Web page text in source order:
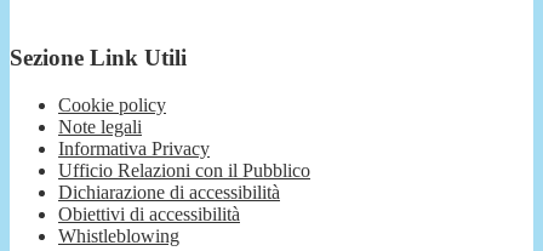
Sezione Link Utili
Cookie policy
Note legali
Informativa Privacy
Ufficio Relazioni con il Pubblico
Dichiarazione di accessibilità
Obiettivi di accessibilità
Whistleblowing